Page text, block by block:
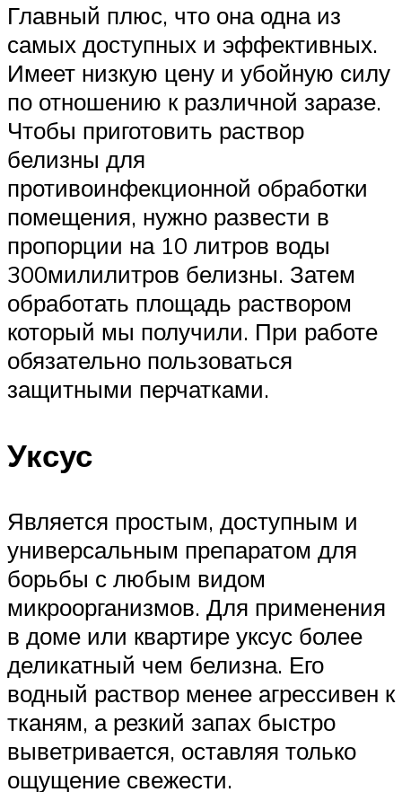
Главный плюс, что она одна из
самых доступных и эффективных.
Имеет низкую цену и убойную силу
по отношению к различной заразе.
Чтобы приготовить раствор
белизны для
противоинфекционной обработки
помещения, нужно развести в
пропорции на 10 литров воды
300милилитров белизны. Затем
обработать площадь раствором
который мы получили. При работе
обязательно пользоваться
защитными перчатками.
Уксус
Является простым, доступным и
универсальным препаратом для
борьбы с любым видом
микроорганизмов. Для применения
в доме или квартире уксус более
деликатный чем белизна. Его
водный раствор менее агрессивен к
тканям, а резкий запах быстро
выветривается, оставляя только
ощущение свежести.